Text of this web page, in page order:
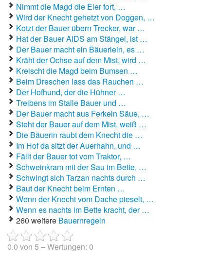
Arbeitswitze
Arztwitze
Autoaufkleber Sprüche
Bankerwitze
Bart Simpson Sprüche
Bauernregeln
Bauernwitze
Bayern Witze
Beamtenwitze
Bierwitze
Bill Clinton Witze
Blondinenwitze
Nimmt die Magd die Eier fort, …
Wird der Knecht gehetzt von Doggen, …
Kotzt der Bauer übern Trecker, war …
Hat der Bauer AIDS am Stängel, ist …
Der Bauer macht ein Bäuerlein, es …
Kräht der Ochse auf dem Mist, wird …
Kreischt die Magd beim Bumsen …
Beim Dreschen lass das Rauchen …
Der Hofhund, der die Hühner …
Treibens im Stalle Bauer und …
Der Bauer macht aus Ferkeln Säue, …
Steht der Bauer auf dem Mist, weiß …
Die Bäuerin raubt dem Knecht die …
Im Hof da sitzt der Auerhahn, und …
Fällt der Bauer tot vom Traktor, …
Schweinkram mit der Sau im Bette, …
Schwingt sich Tarzan nachts durch …
Baut der Knecht beim Ernten …
Wenn der Knecht vom Dache pieselt, …
Wenn es nachts im Bette kracht, der …
260 weitere Bauernregeln
0.0 von 5 – Wertungen: 0